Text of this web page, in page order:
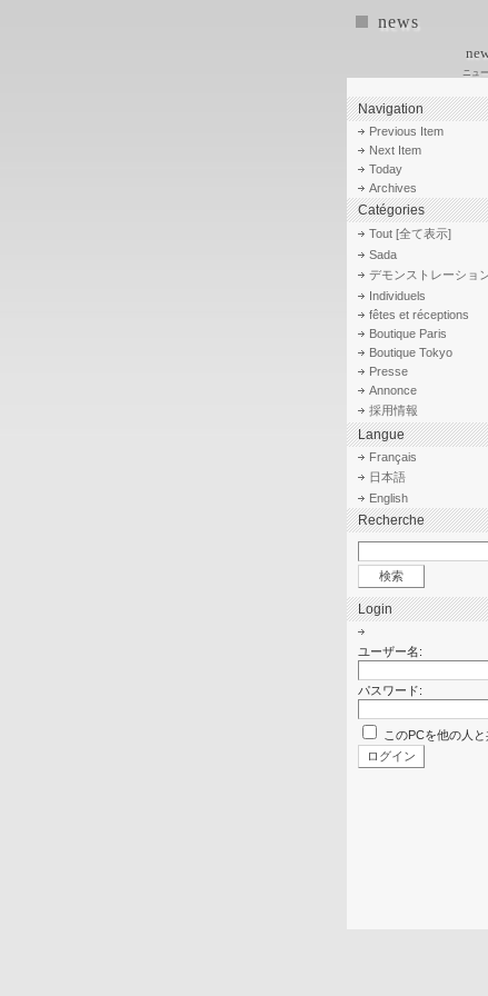
news
ニュ
Navigation
Previous Item
Next Item
Today
Archives
Catégories
Tout [全て表示]
Sada
デモンストレーショ
Individuels
fêtes et réceptions
Boutique Paris
Boutique Tokyo
Presse
Annonce
採用情報
Langue
Français
日本語
English
Recherche
Login
ユーザー名:
パスワード:
このPCを他の人